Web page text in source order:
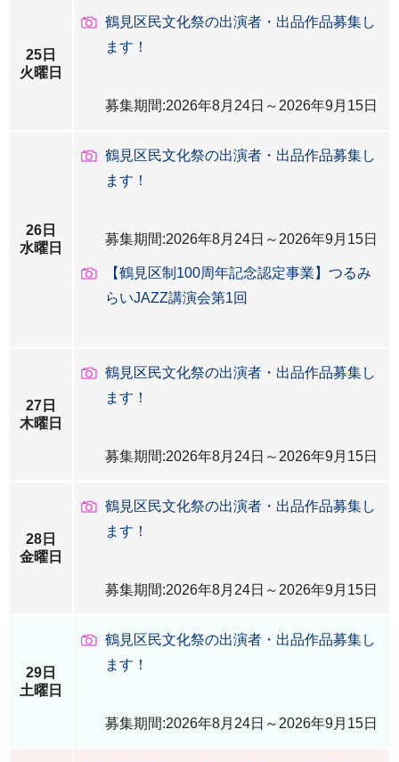
25日
火曜日
鶴見区民文化祭の出演者・出品作品募集し
ます！
募集期間:2026年8月24日～2026年9月15日
26日
水曜日
鶴見区民文化祭の出演者・出品作品募集し
ます！
募集期間:2026年8月24日～2026年9月15日
【鶴見区制100周年記念認定事業】つるみ
らいJAZZ講演会第1回
27日
木曜日
鶴見区民文化祭の出演者・出品作品募集し
ます！
募集期間:2026年8月24日～2026年9月15日
28日
金曜日
鶴見区民文化祭の出演者・出品作品募集し
ます！
募集期間:2026年8月24日～2026年9月15日
29日
土曜日
鶴見区民文化祭の出演者・出品作品募集し
ます！
募集期間:2026年8月24日～2026年9月15日